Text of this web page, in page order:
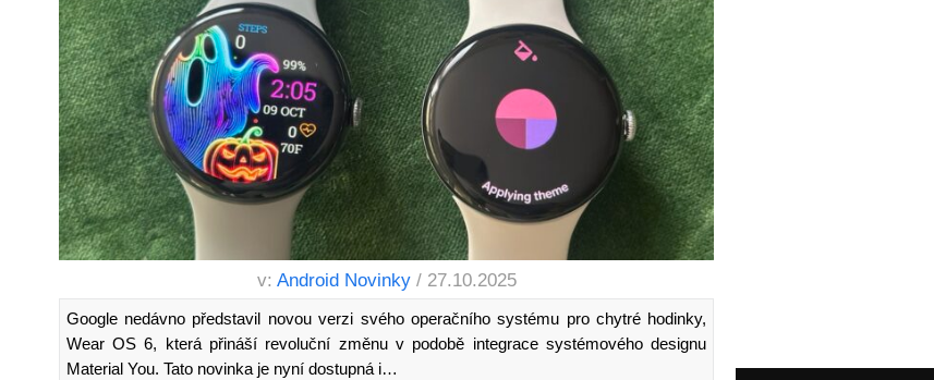
v: Android Novinky / 27.10.2025
Google nedávno představil novou verzi svého operačního systému pro chytré hodinky,
Wear OS 6, která přináší revoluční změnu v podobě integrace systémového designu
Material You. Tato novinka je nyní dostupná i…